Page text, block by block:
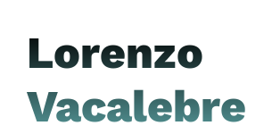
Lorenzo
Vacalebre